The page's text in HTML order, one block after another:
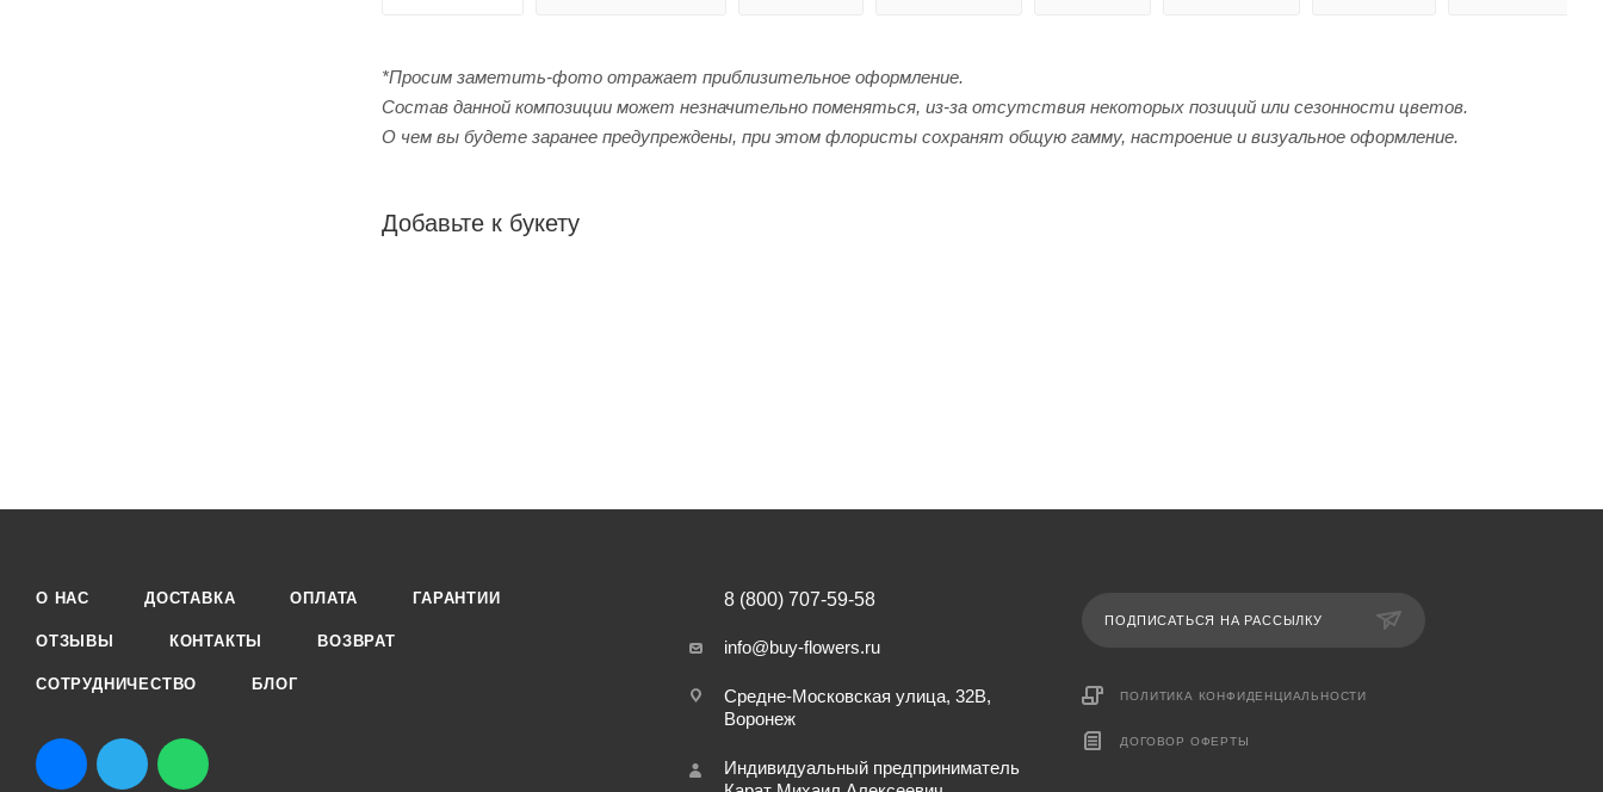
*Просим заметить-фото отражает приблизительное оформление.
Cостав данной композиции может незначительно поменяться, из-за отсутствия некоторых позиций или сезонности цветов.
О чем вы будете заранее предупреждены, при этом флористы сохранят общую гамму, настроение и визуальное оформление.
Добавьте к букету
О НАС ДОСТАВКА ОПЛАТА ГАРАНТИИ
ОТЗЫВЫ КОНТАКТЫ ВОЗВРАТ
СОТРУДНИЧЕСТВО БЛОГ
8 (800) 707-59-58
info@buy-flowers.ru
Средне-Московская улица, 32В,
Воронеж
Индивидуальный предприниматель
ПОДПИСАТЬСЯ НА РАССЫЛКУ
ПОЛИТИКА КОНФИДЕНЦИАЛЬНОСТИ
ДОГОВОР ОФЕРТЫ